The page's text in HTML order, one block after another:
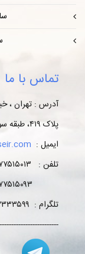
تماس با ما
آدرس : تهران ،
پلاک ۴۱۹، طبقه سوم واحد ۱۰، کد پستی ۱۶۱۳۹۸۳۱۳۴
ایمیل :
تلفن : ۷۷۵۱۵۰۱۳ ۲۱ ۹۸+
تلگرام : ۹۳۷۲۳۳۳۵۹۹ ۹۸+